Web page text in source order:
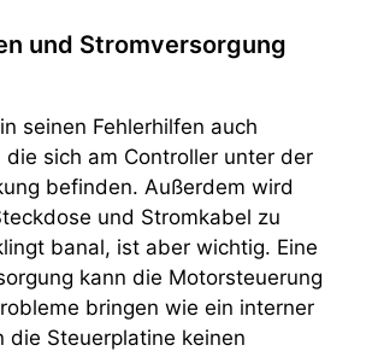
und Stromversorgung
seinen Fehlerhilfen auch
die sich am Controller unter der
befinden. Außerdem wird
und Stromkabel zu
banal, ist aber wichtig. Eine
kann die Motorsteuerung
bringen wie ein interner
die Steuerplatine keinen